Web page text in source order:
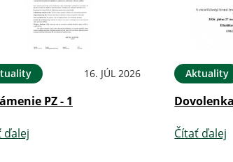
16. JÚL 2026
PZ - 1
ďalej
Aktuality
Dovolenka
Čítať ďalej